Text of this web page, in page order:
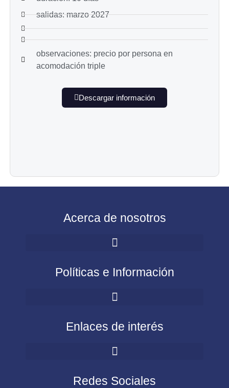
salidas: marzo 2027
observaciones: precio por persona en
acomodación triple
Descargar información
Acerca de nosotros
Políticas e Información
Enlaces de interés
Redes Sociales